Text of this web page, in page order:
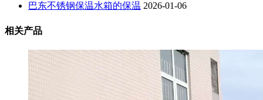
巴东不锈钢保温水箱的保温 2026-01-06
相关产品